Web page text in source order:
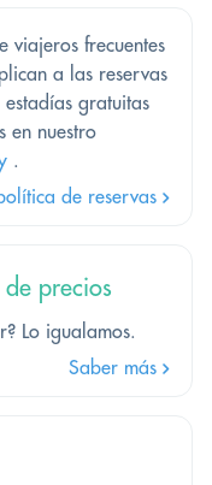
viajeros frecuentes
a las reservas
gratuitas
en nuestro
.
de reservas
precios
Lo igualamos.
Saber más